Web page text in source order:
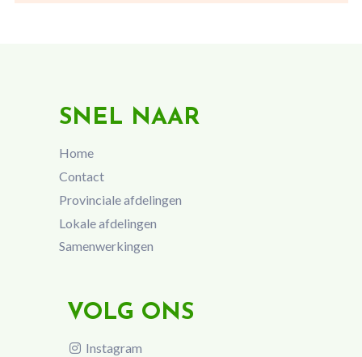
SNEL NAAR
Home
Contact
Provinciale afdelingen
Lokale afdelingen
Samenwerkingen
VOLG ONS
Instagram